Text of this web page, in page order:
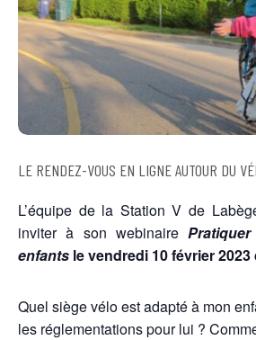
LE RENDEZ-VOUS EN LIGNE AUTOUR DU
L’équipe de la Station V de
inviter à son webinaire
enfants le vendredi 10 février2023
Quel siège vélo est adapté à mon
les réglementations pour lui ?